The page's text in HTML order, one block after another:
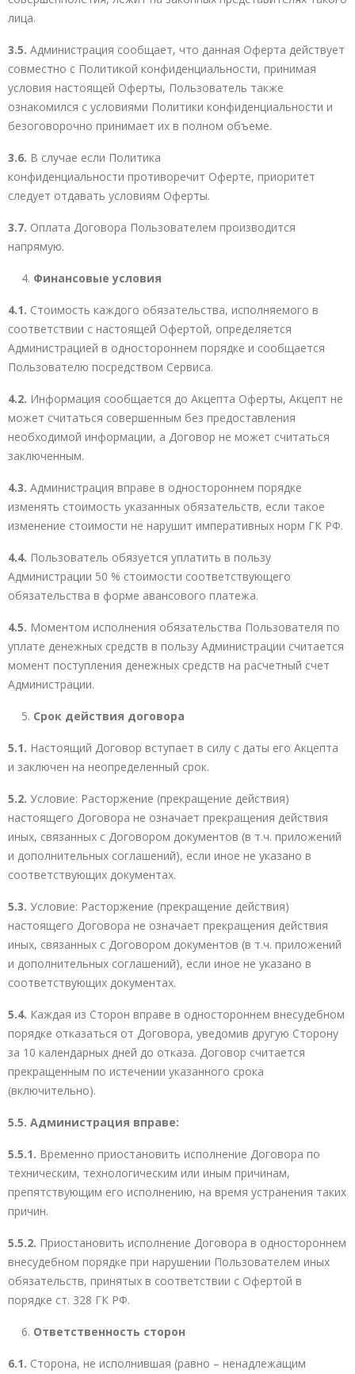
лица.
3.5. Администрация сообщает, что данная Оферта действует
совместно с Политикой конфиденциальности, принимая
условия настоящей Оферты, Пользователь также
ознакомился с условиями Политики конфиденциальности и
безоговорочно принимает их в полном объеме.
3.6. В случае если Политика
конфиденциальности противоречит Оферте, приоритет
следует отдавать условиям Оферты.
3.7. Оплата Договора Пользователем производится
напрямую.
Финансовые условия
4.1. Стоимость каждого обязательства, исполняемого в
соответствии с настоящей Офертой, определяется
Администрацией в одностороннем порядке и сообщается
Пользователю посредством Сервиса.
4.2. Информация сообщается до Акцепта Оферты, Акцепт не
может считаться совершенным без предоставления
необходимой информации, а Договор не может считаться
заключенным.
4.3. Администрация вправе в одностороннем порядке
изменять стоимость указанных обязательств, если такое
изменение стоимости не нарушит императивных норм ГК РФ.
4.4. Пользователь обязуется уплатить в пользу
Администрации 50 % стоимости соответствующего
обязательства в форме авансового платежа.
4.5. Моментом исполнения обязательства Пользователя по
уплате денежных средств в пользу Администрации считается
момент поступления денежных средств на расчетный счет
Администрации.
Срок действия договора
5.1. Настоящий Договор вступает в силу с даты его Акцепта
и заключен на неопределенный срок.
5.2. Условие: Расторжение (прекращение действия)
настоящего Договора не означает прекращения действия
иных, связанных с Договором документов (в т.ч. приложений
и дополнительных соглашений), если иное не указано в
соответствующих документах.
5.3. Условие: Расторжение (прекращение действия)
настоящего Договора не означает прекращения действия
иных, связанных с Договором документов (в т.ч. приложений
и дополнительных соглашений), если иное не указано в
соответствующих документах.
5.4. Каждая из Сторон вправе в одностороннем внесудебном
порядке отказаться от Договора, уведомив другую Сторону
за 10 календарных дней до отказа. Договор считается
прекращенным по истечении указанного срока
(включительно).
5.5. Администрация вправе:
5.5.1. Временно приостановить исполнение Договора по
техническим, технологическим или иным причинам,
препятствующим его исполнению, на время устранения таких
причин.
5.5.2. Приостановить исполнение Договора в одностороннем
внесудебном порядке при нарушении Пользователем иных
обязательств, принятых в соответствии с Офертой в
порядке ст. 328 ГК РФ.
Ответственность сторон
6.1. Сторона, не исполнившая (равно – ненадлежащим